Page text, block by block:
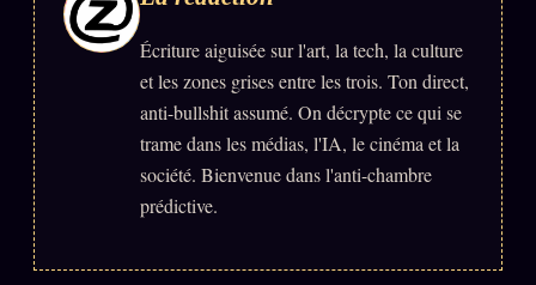
ÉQUIPE + AUTEURS
À propos
Founders
Équipe
Écriture aiguisée sur l'art, la tech, la culture
et les zones grises entre les trois. Ton direct,
anti-bullshit assumé. On décrypte ce qui se
trame dans les médias, l'IA, le cinéma et la
société. Bienvenue dans l'anti-chambre
prédictive.